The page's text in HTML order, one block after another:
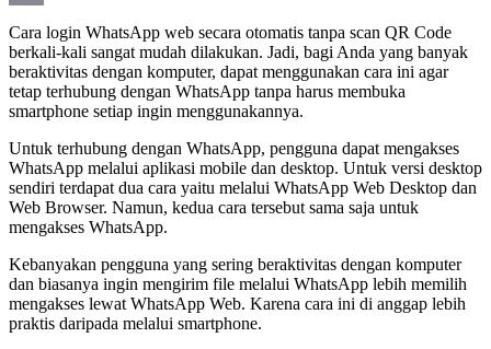
Classroom
Print
Cara login WhatsApp web secara otomatis tanpa scan QR Code
berkali-kali sangat mudah dilakukan. Jadi, bagi Anda yang banyak
beraktivitas dengan komputer, dapat menggunakan cara ini agar
tetap terhubung dengan WhatsApp tanpa harus membuka
smartphone setiap ingin menggunakannya.
Untuk terhubung dengan WhatsApp, pengguna dapat mengakses
WhatsApp melalui aplikasi mobile dan desktop. Untuk versi desktop
sendiri terdapat dua cara yaitu melalui WhatsApp Web Desktop dan
Web Browser. Namun, kedua cara tersebut sama saja untuk
mengakses WhatsApp.
Kebanyakan pengguna yang sering beraktivitas dengan komputer
dan biasanya ingin mengirim file melalui WhatsApp lebih memilih
mengakses lewat WhatsApp Web. Karena cara ini di anggap lebih
praktis daripada melalui smartphone.